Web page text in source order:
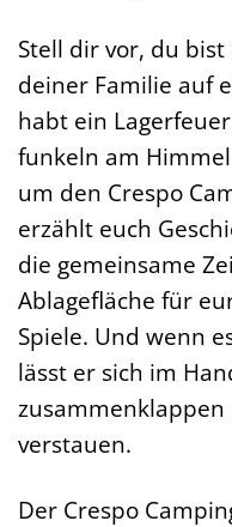
Stell dir vor, du
deiner Familie auf
habt ein
funkeln am
um den Crespo
erzählt euch
die gemeinsame
Ablagefläche für
Spiele. Und wenn
lässt er sich im
verstauen.
Der Crespo